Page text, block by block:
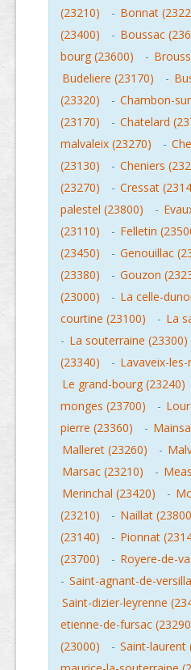
(23210)
- Bonnat
(23400)
- Boussac
bourg (23600)
-
Budeliere (23170)
-
(23320)
- Chambon-
(23170)
- Chatelard
malvaleix (23270)
-
(23130)
- Cheniers
(23270)
- Cressat
palestel (23800)
-
(23110)
- Felletin
(23450)
- Genouillac
(23380)
- Gouzon
(23000)
- La celle-
courtine (23100)
- La
- La souterraine (23300)
(23340)
- Lavaveix-
Le grand-bourg (23240)
monges (23700)
-
pierre (23360)
-
Malleret (23260)
-
Marsac (23210)
-
Merinchal (23420)
-
(23210)
- Naillat
(23140)
- Pionnat
(23700)
- Royere-de-
- Saint-agnant-de-
Saint-dizier-leyrenne
etienne-de-fursac
(23000)
- Saint-laurent